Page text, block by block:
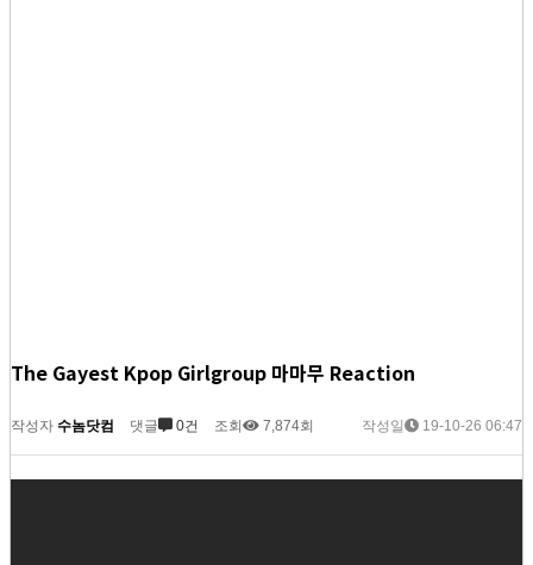
The Gayest Kpop Girlgroup 마마무 Reaction
작성자 수놈닷컴 댓글 0건 조회 7,874회 작성일 19-10-26 06:47